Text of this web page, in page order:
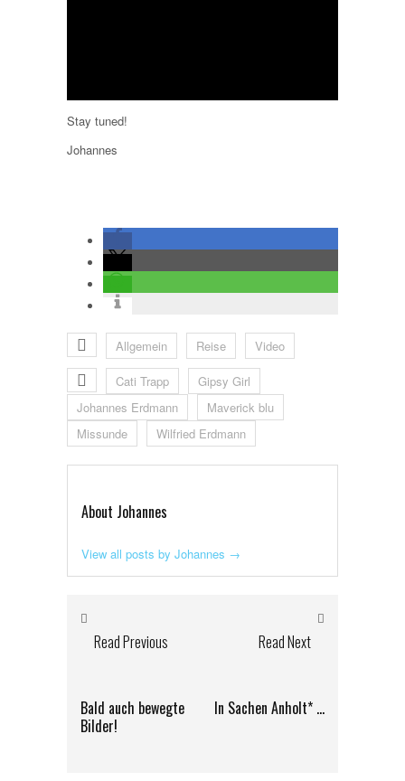
Stay tuned!
Johannes
Allgemein Reise Video
Cati Trapp
Gipsy Girl
Johannes Erdmann
Maverick blu
Missunde
Wilfried Erdmann
About Johannes
View all posts by Johannes →
Read Previous
Bald auch bewegte
Bilder!
Read Next
In Sachen Anholt* …